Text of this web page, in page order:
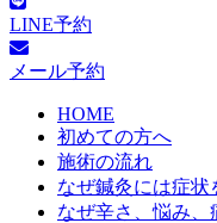
LINE予約
メール予約
HOME
初めての方へ
施術の流れ
なぜ鍼灸には症状
なぜ辛さ、悩み、